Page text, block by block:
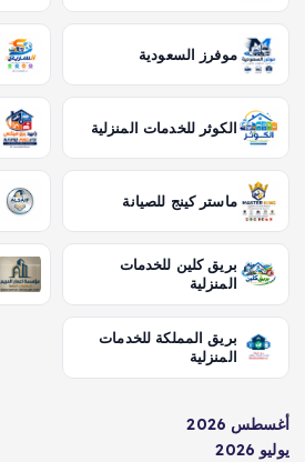
موفرز السعودية
الكوثر للخدمات المنزلية
ماستر كينج للصيانة
بريق كلين للخدمات
المنزلية
بريق المملكة للخدمات
المنزلية
أغسطس 2026
يوليو 2026